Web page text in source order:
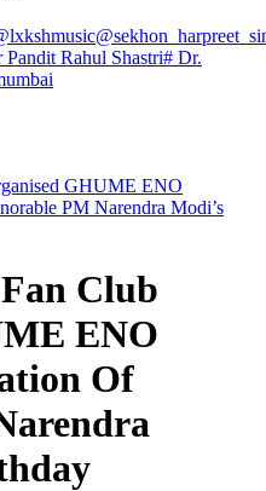
Pandit Rahul Shastri# Dr.
GHUME ENO
PM Narendra Modi’s
Club
ENO
Of